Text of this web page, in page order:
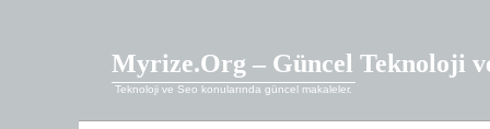
Myrize.Org – Güncel Teknoloji
Teknoloji ve Seo konularında güncel makaleler.